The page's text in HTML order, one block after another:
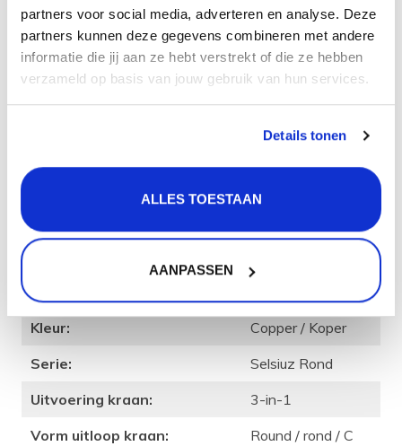
partners voor social media, adverteren en analyse. Deze
partners kunnen deze gegevens combineren met andere
informatie die jij aan ze hebt verstrekt of die ze hebben
verzameld op basis van jouw gebruik van hun services.
Details tonen
ALLES TOESTAAN
AANPASSEN
toch vragen?
Heb je een vraag of wil je vrijblijvend advies bij het
uitzoeken van de kokend water kraan set die precies bij
jou past, schroom niet en bel 085-4014191 (lokaal
het
specificatie
Merk:
Kleur:
Copper / Koper
Serie:
Selsiuz Rond
Uitvoering kraan:
3-in-1
Vorm uitloop kraan:
Round / rond / C